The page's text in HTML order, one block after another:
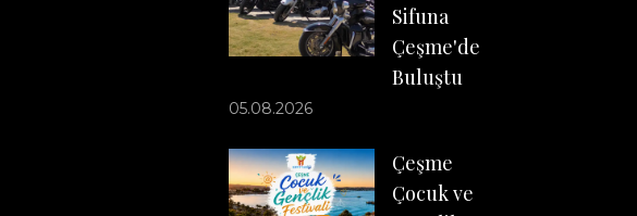
Sifuna
Çeşme'de
Buluştu
05.08.2026
Çeşme
Çocuk ve